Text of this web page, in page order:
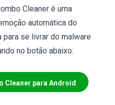
Cleaner é uma
automática do
se livrar do malware
no botão abaixo:
Cleaner para Android